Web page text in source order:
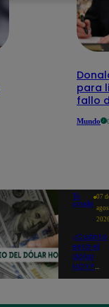
para
fallo
Mundo
Te
ayudo
07
2026
¿Cuánto
está el
dólar
HOY?